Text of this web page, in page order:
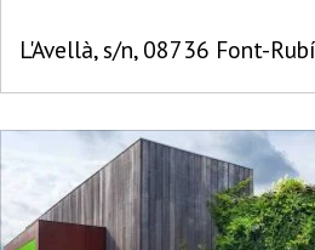
L'Avellà, s/n, 08736 Font-Rubí